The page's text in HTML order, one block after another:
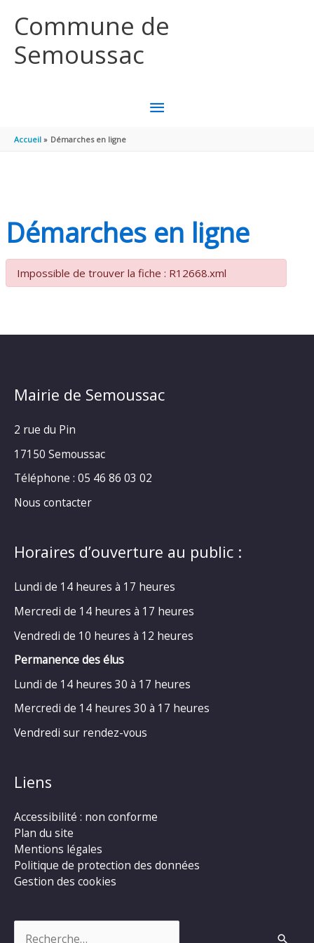
Commune de
Semoussac
MENU
Accueil Démarches en ligne
Démarches en ligne
Impossible de trouver la fiche : R12668.xml
Mairie de Semoussac
2 rue du Pin
17150 Semoussac
Téléphone : 05 46 86 03 02
Nous contacter
Horaires d’ouverture au public :
Lundi de 14 heures à 17 heures
Mercredi de 14 heures à 17 heures
Vendredi de 10 heures à 12 heures
Permanence des élus
Lundi de 14 heures 30 à 17 heures
Mercredi de 14 heures 30 à 17 heures
Vendredi sur rendez-vous
Liens
Accessibilité : non conforme
Plan du site
Mentions légales
Politique de protection des données
Gestion des cookies